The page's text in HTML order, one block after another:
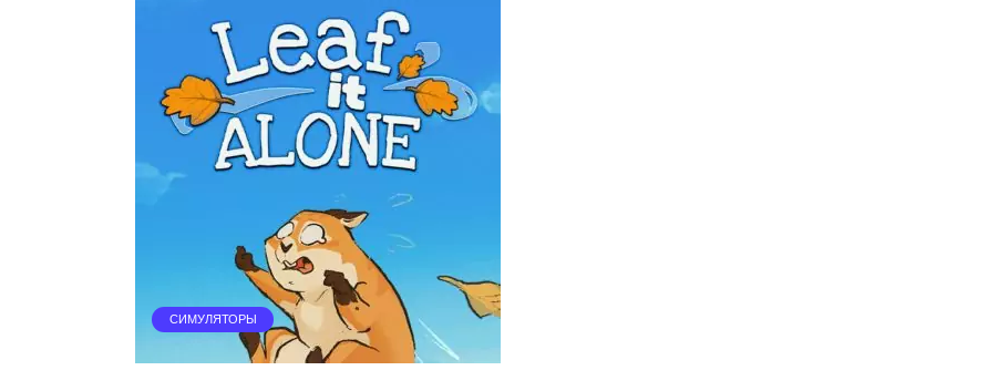
СИМУЛЯТОРЫ